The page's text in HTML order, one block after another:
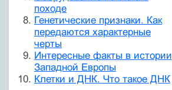
походе
Генетические признаки. Как
передаются характерные
черты
Интересные факты в истории
Западной Европы
Клетки и ДНК. Что такое ДНК